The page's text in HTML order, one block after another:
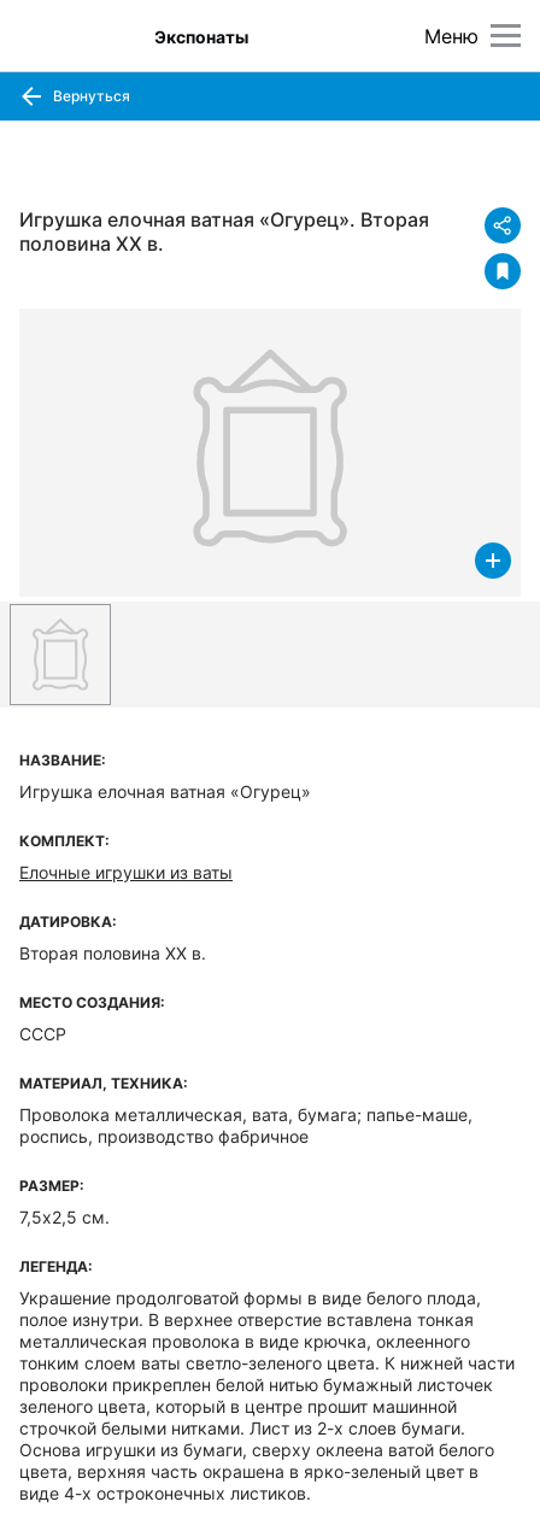
Меню
Экспонаты
Вернуться
Игрушка елочная ватная «Огурец». Вторая
половина XX в.
НАЗВАНИЕ:
Игрушка елочная ватная «Огурец»
КОМПЛЕКТ:
Елочные игрушки из ваты
ДАТИРОВКА:
Вторая половина XX в.
МЕСТО СОЗДАНИЯ:
СССР
МАТЕРИАЛ, ТЕХНИКА:
Проволока металлическая, вата, бумага; папье-маше,
роспись, производство фабричное
РАЗМЕР:
7,5х2,5 см.
ЛЕГЕНДА:
Украшение продолговатой формы в виде белого плода,
полое изнутри. В верхнее отверстие вставлена тонкая
металлическая проволока в виде крючка, оклеенного
тонким слоем ваты светло-зеленого цвета. К нижней части
проволоки прикреплен белой нитью бумажный листочек
зеленого цвета, который в центре прошит машинной
строчкой белыми нитками. Лист из 2-х слоев бумаги.
Основа игрушки из бумаги, сверху оклеена ватой белого
цвета, верхняя часть окрашена в ярко-зеленый цвет в
виде 4-х остроконечных листиков.